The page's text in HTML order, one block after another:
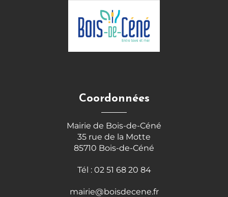
Coordonnées
Mairie de Bois-de-Céné
35 rue de la Motte
85710 Bois-de-Céné
Tél : 02 51 68 20 84
mairie@boisdecene.fr